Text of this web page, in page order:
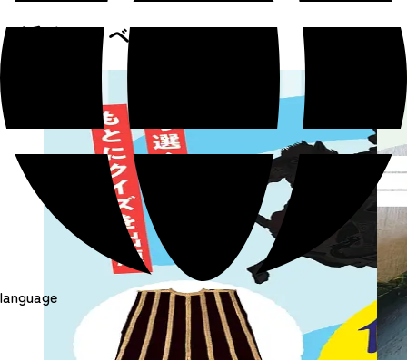
language
近くのイベント